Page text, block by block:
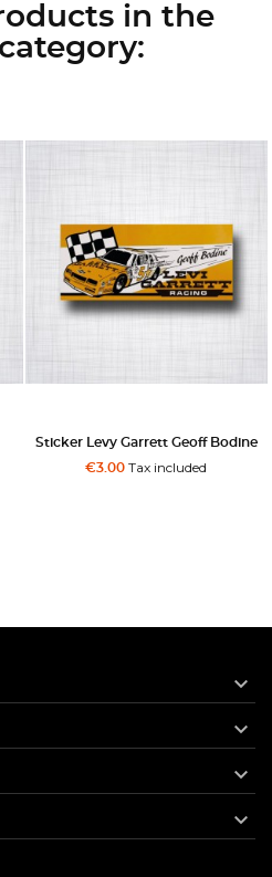
in the
Sticker Levy Garrett Geoff Bodine
€3.00 Tax included



